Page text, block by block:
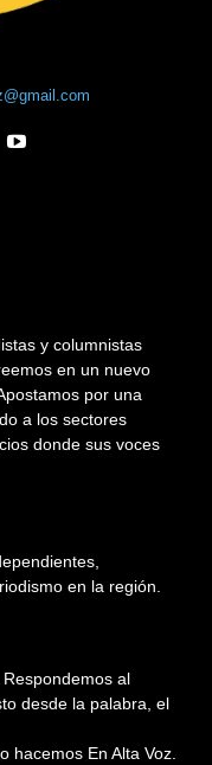
y columnistas
en un nuevo
por una
a los sectores
donde sus voces
en la región.
al
desde la palabra, el
hacemos En Alta Voz.